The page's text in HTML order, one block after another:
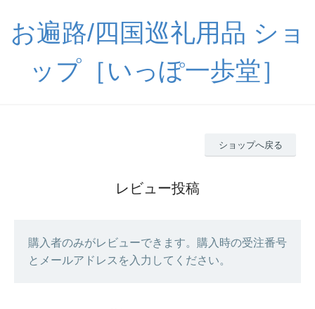
お遍路/四国巡礼用品 ショ
ップ［いっぽ一歩堂］
ショップへ戻る
レビュー投稿
購入者のみがレビューできます。購入時の受注番号
とメールアドレスを入力してください。